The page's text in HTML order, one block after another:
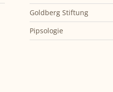
Goldberg Stiftung
Pipsologie